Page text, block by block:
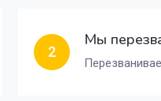
2
Мы